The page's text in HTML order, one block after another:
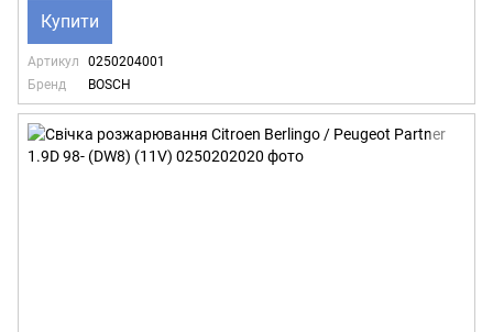
Купити
Артикул
0250204001
Бренд
BOSCH